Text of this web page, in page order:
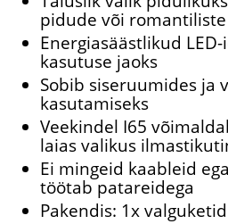
pidude või
Energiasäästlikud
kasutuse jaoks
Sobib siseruumides ja
kasutamiseks
Veekindel I65
laias valikus
Ei mingeid kaableid
töötab patareidega
Pakendis: 1x